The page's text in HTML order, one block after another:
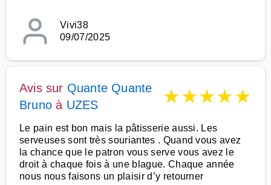
Vivi38
09/07/2025
Avis sur Quante Quante
Bruno à UZES ★★★★★
Le pain est bon mais la pâtisserie aussi. Les
serveuses sont très souriantes . Quand vous avez
la chance que le patron vous serve vous avez le
droit à chaque fois à une blague. Chaque année
nous nous faisons un plaisir d’y retourner